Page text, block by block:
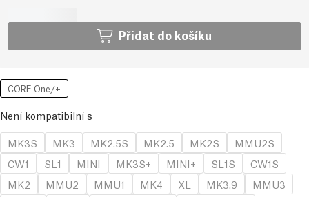
Přidat do košíku
CORE One/+
Není kompatibilní s
MK3S
MK3 MK2.5S MK2.5 MK2S
MMU2S
CW1
SL1 MINI MK3S+ MINI+ SL1S
CW1S
MK2
MMU2 MMU1 MK4 XL MK3.9
MMU3